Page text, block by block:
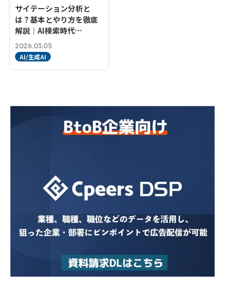
サイテーション分析と
は？基本とやり方を徹底
解説｜AI検索時代…
2026.03.05
AI/生成AI